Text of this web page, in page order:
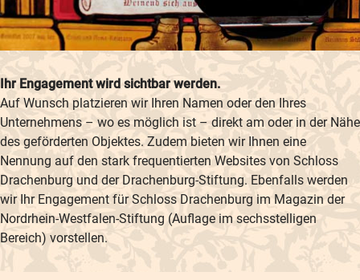
Ihr Engagement wird sichtbar werden.
Auf Wunsch platzieren wir Ihren Namen oder den Ihres
Unternehmens – wo es möglich ist – direkt am oder in der Nähe
des geförderten Objektes. Zudem bieten wir Ihnen eine
Nennung auf den stark frequentierten Websites von Schloss
Drachenburg und der Drachenburg-Stiftung. Ebenfalls werden
wir Ihr Engagement für Schloss Drachenburg im Magazin der
Nordrhein-Westfalen-Stiftung (Auflage im sechsstelligen
Bereich) vorstellen.